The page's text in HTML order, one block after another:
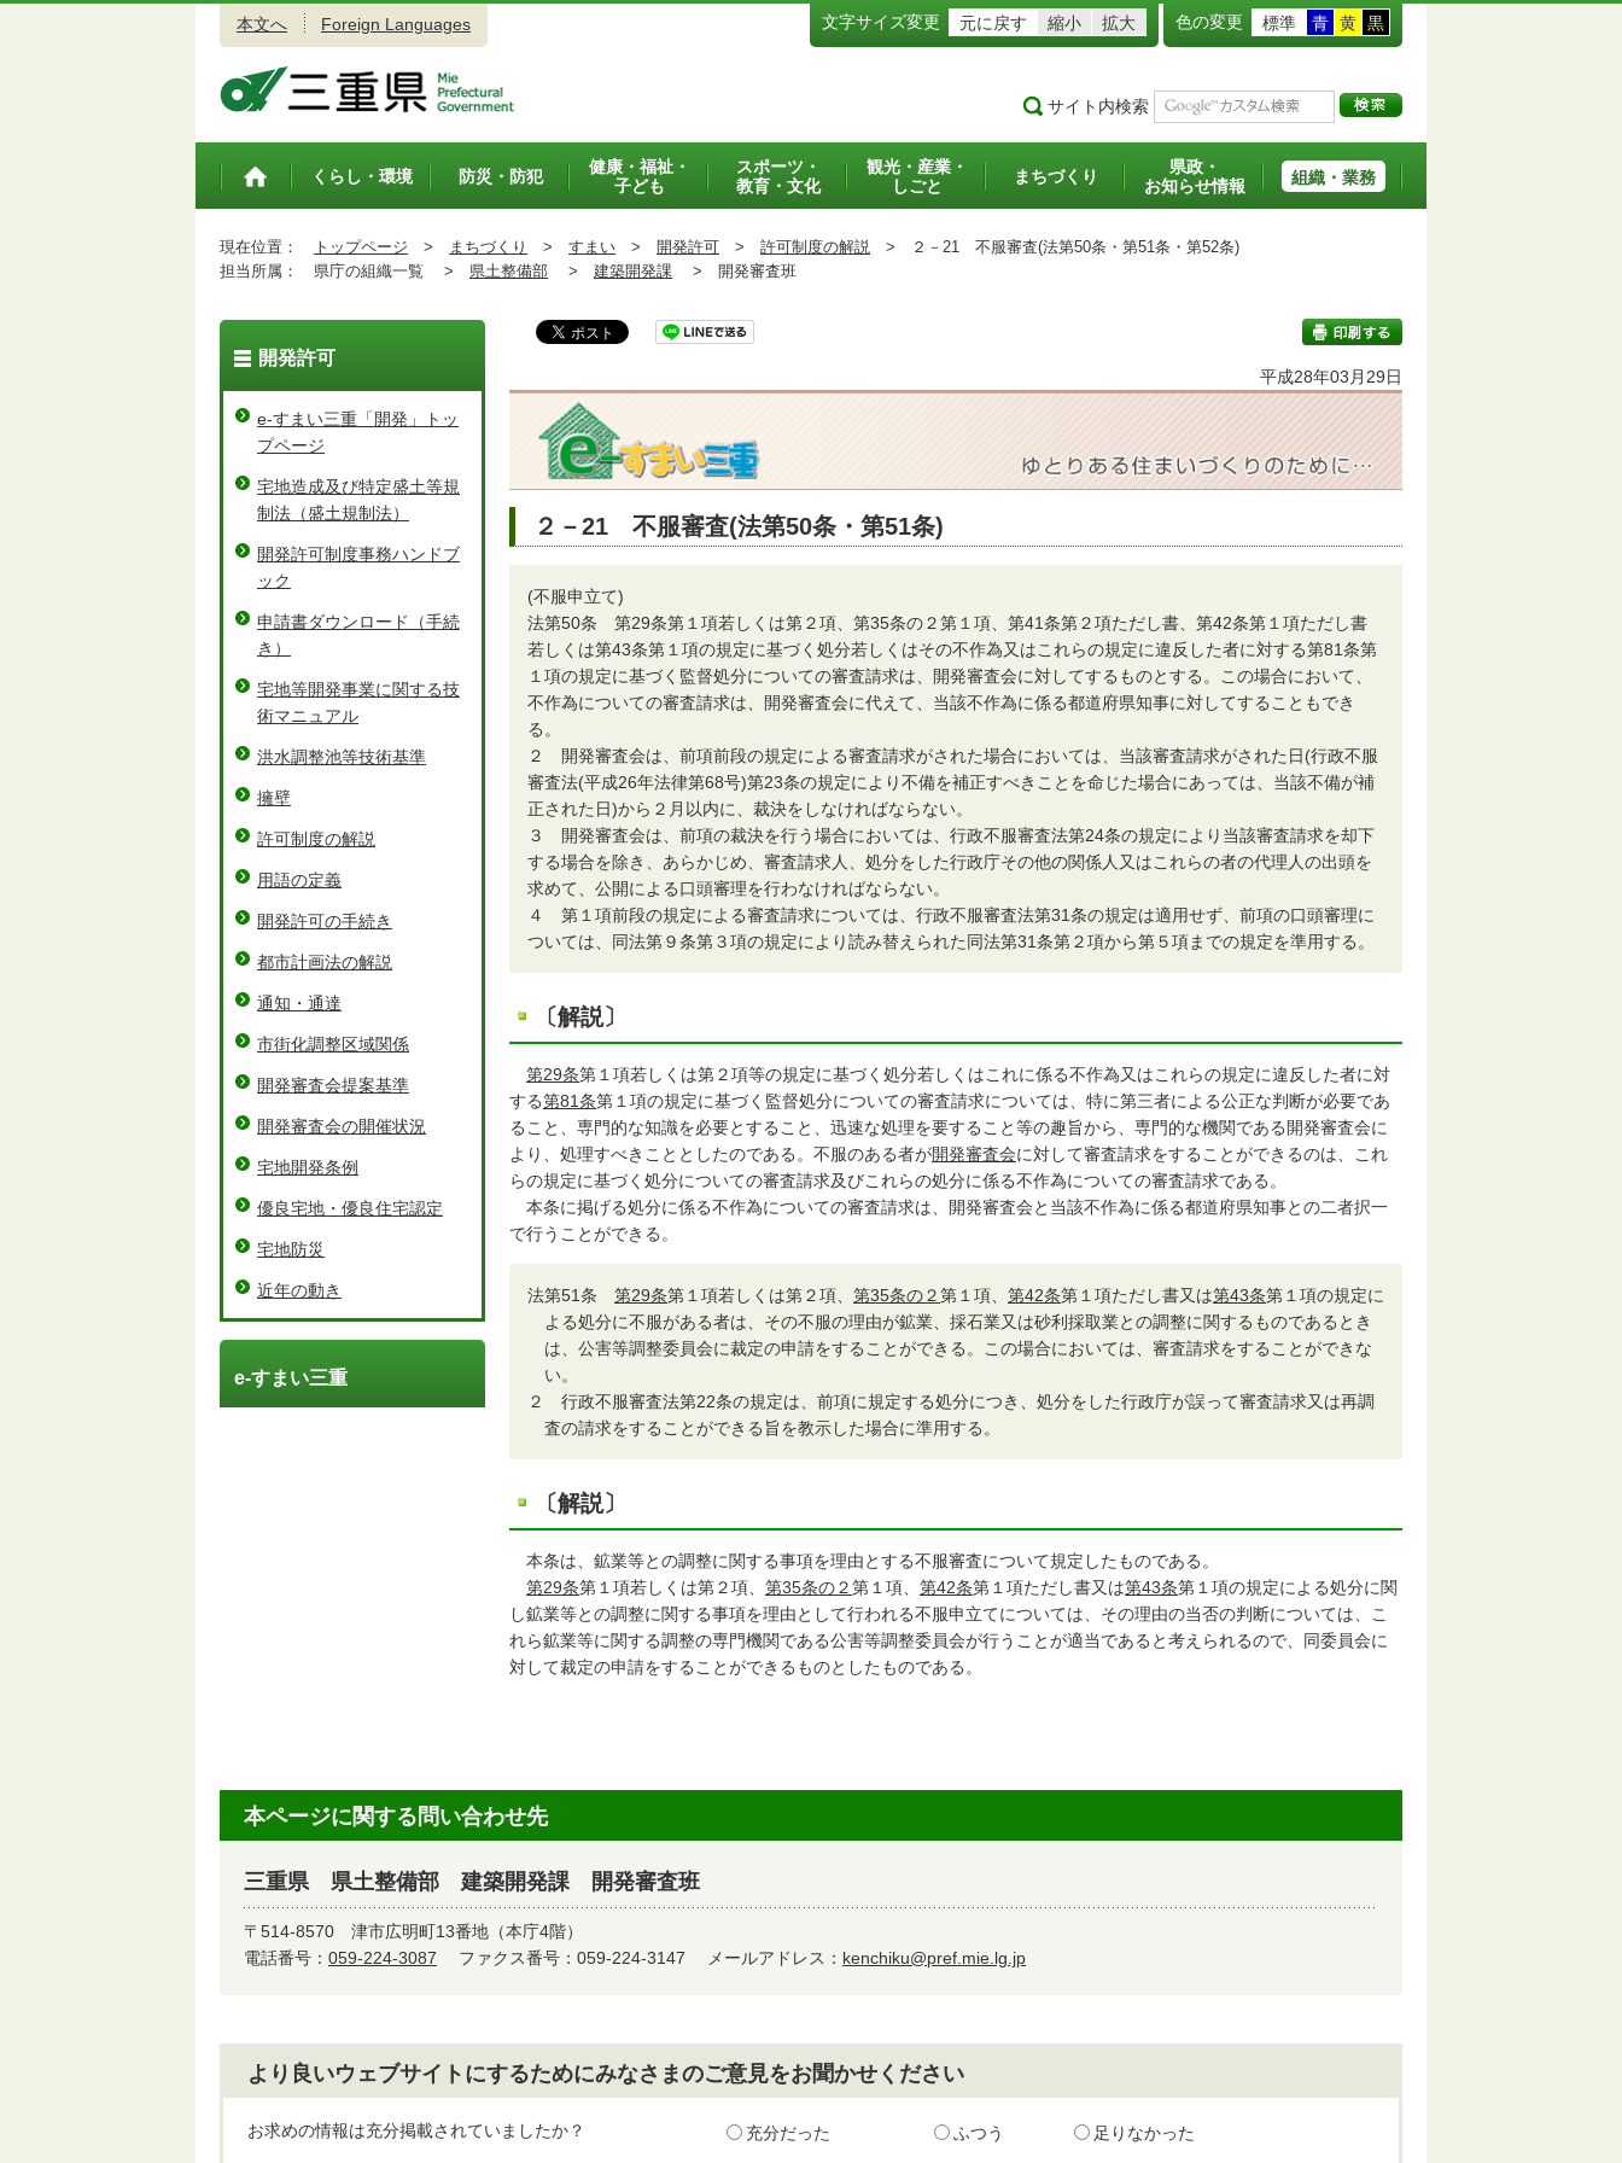
本文へ Foreign Languages 文字サイズ変更 元に戻す 縮小 拡大 色の変更 標準 青 黄 黒
サイト内検索
トップペ
くらし・環境 防災・防犯
健康・福祉・
子ども
スポーツ・
教育・文化
観光・産業・
しごと
まちづくり
県政・
お知らせ情報
組織・業務
現在位置： トップページ > まちづくり > すまい > 開発許可 > 許可制度の解説 > ２－21 不服審査(法第50条・第51条・第52条)
担当所属：
県庁の組織一覧 > 県土整備部 > 建築開発課 > 開発審査班
平成28年03月29日
２－21 不服審査(法第50条・第51条)
(不服申立て)
法第50条 第29条第１項若しくは第２項、第35条の２第１項、第41条第２項ただし書、第42条第１項ただし書
若しくは第43条第１項の規定に基づく処分若しくはその不作為又はこれらの規定に違反した者に対する第81条第
１項の規定に基づく監督処分についての審査請求は、開発審査会に対してするものとする。この場合において、
不作為についての審査請求は、開発審査会に代えて、当該不作為に係る都道府県知事に対してすることもでき
る。
２ 開発審査会は、前項前段の規定による審査請求がされた場合においては、当該審査請求がされた日(行政不服
審査法(平成26年法律第68号)第23条の規定により不備を補正すべきことを命じた場合にあっては、当該不備が補
正された日)から２月以内に、裁決をしなければならない。
３ 開発審査会は、前項の裁決を行う場合においては、行政不服審査法第24条の規定により当該審査請求を却下
する場合を除き、あらかじめ、審査請求人、処分をした行政庁その他の関係人又はこれらの者の代理人の出頭を
求めて、公開による口頭審理を行わなければならない。
４ 第１項前段の規定による審査請求については、行政不服審査法第31条の規定は適用せず、前項の口頭審理に
ついては、同法第９条第３項の規定により読み替えられた同法第31条第２項から第５項までの規定を準用する。
〔解説〕
第29条第１項若しくは第２項等の規定に基づく処分若しくはこれに係る不作為又はこれらの規定に違反した者に対
する第81条第１項の規定に基づく監督処分についての審査請求については、特に第三者による公正な判断が必要であ
ること、専門的な知識を必要とすること、迅速な処理を要すること等の趣旨から、専門的な機関である開発審査会に
より、処理すべきこととしたのである。不服のある者が開発審査会に対して審査請求をすることができるのは、これ
らの規定に基づく処分についての審査請求及びこれらの処分に係る不作為についての審査請求である。
本条に掲げる処分に係る不作為についての審査請求は、開発審査会と当該不作為に係る都道府県知事との二者択一
で行うことができる。
法第51条 第29条第１項若しくは第２項、 第35条の２第１項、 第42条第１項ただし書又は第43条第１項の規定に
よる処分に不服がある者は、その不服の理由が鉱業、採石業又は砂利採取業との調整に関するものであるとき
は、公害等調整委員会に裁定の申請をすることができる。この場合においては、審査請求をすることができな
い。
２
行政不服審査法第22条の規定は、前項に規定する処分につき、処分をした行政庁が誤って審査請求又は再調
査の請求をすることができる旨を教示した場合に準用する。
〔解説〕
本条は、鉱業等との調整に関する事項を理由とする不服審査について規定したものである。
第29条第１項若しくは第２項、 第35条の２第１項、 第42条第１項ただし書又は第43条第１項の規定による処分に関
し鉱業等との調整に関する事項を理由として行われる不服申立てについては、その理由の当否の判断については、こ
れら鉱業等に関する調整の専門機関である公害等調整委員会が行うことが適当であると考えられるので、同委員会に
対して裁定の申請をすることができるものとしたものである。
開発許可
e-すまい三重「開発」トッ
プページ
宅地造成及び特定盛土等規
制法（盛土規制法）
開発許可制度事務ハンドブ
ック
申請書ダウンロード（手続
き）
宅地等開発事業に関する技
術マニュアル
洪水調整池等技術基準
擁壁
許可制度の解説
用語の定義
開発許可の手続き
都市計画法の解説
通知・通達
市街化調整区域関係
開発審査会提案基準
開発審査会の開催状況
宅地開発条例
優良宅地・優良住宅認定
宅地防災
近年の動き
e-すまい三重
本ページに関する問い合わせ先
三重県 県土整備部 建築開発課 開発審査班
〒514-8570 津市広明町13番地（本庁4階）
電話番号： 059-224-3087 ファクス番号：059-224-3147 メールアドレス： kenchiku@pref.mie.lg.jp
より良いウェブサイトにするためにみなさまのご意見をお聞かせください
お求めの情報は充分掲載されていましたか？ 充分だった ふつう 足りなかった